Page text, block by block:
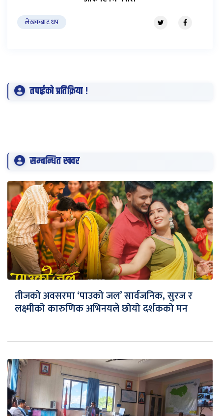
लेखकबाट थप
तपाईको प्रतिक्रिया !
सम्बन्धित खवर
तीजको अवसरमा ‘पाउको जल’ सार्वजनिक, सुरज र
लक्ष्मीको कारुणिक अभिनयले छोयो दर्शकको मन